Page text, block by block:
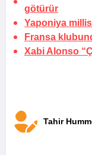
götürür
Yaponiya
Fransa
Xabi Alonso
Tahir